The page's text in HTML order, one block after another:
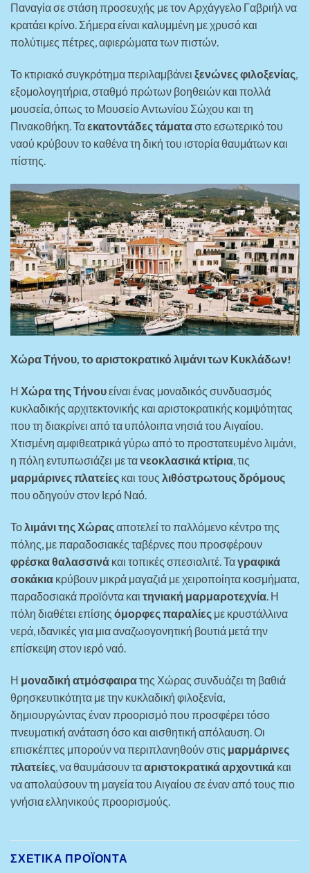
Παναγία σε στάση προσευχής με τον Αρχάγγελο Γαβριήλ να
κρατάει κρίνο. Σήμερα είναι καλυμμένη με χρυσό και
πολύτιμες πέτρες, αφιερώματα των πιστών.
Το κτιριακό συγκρότημα περιλαμβάνει ξενώνες φιλοξενίας,
εξομολογητήρια, σταθμό πρώτων βοηθειών και πολλά
μουσεία, όπως το Μουσείο Αντωνίου Σώχου και τη
Πινακοθήκη. Ταεκατοντάδες τάματαστο εσωτερικό του
ναού κρύβουν το καθένα τη δική του ιστορία θαυμάτων και
πίστης.
Χώρα Τήνου, το αριστοκρατικό λιμάνι των Κυκλάδων!
Η Χώρα της Τήνουείναι ένας μοναδικός συνδυασμός
κυκλαδικής αρχιτεκτονικής και αριστοκρατικής κομψότητας
που τη διακρίνει από τα υπόλοιπα νησιά του Αιγαίου.
Χτισμένη αμφιθεατρικά γύρω από το προστατευμένο λιμάνι,
η πόλη εντυπωσιάζει με τανεοκλασικά κτίρια, τις
μαρμάρινες πλατείες και τους λιθόστρωτους δρόμους
που οδηγούν στον Ιερό Ναό.
Τολιμάνι της Χώραςαποτελεί το παλλόμενο κέντρο της
πόλης, με παραδοσιακές ταβέρνες που προσφέρουν
φρέσκα θαλασσινά και τοπικές σπεσιαλιτέ. Ταγραφικά
σοκάκια κρύβουν μικρά μαγαζιά με χειροποίητα κοσμήματα,
παραδοσιακά προϊόντα και τηνιακή μαρμαροτεχνία. Η
πόλη διαθέτει επίσης όμορφες παραλίες με κρυστάλλινα
νερά, ιδανικές για μια αναζωογονητική βουτιά μετά την
επίσκεψη στον ιερό ναό.
Η μοναδική ατμόσφαιρατης Χώρας συνδυάζει τη βαθιά
θρησκευτικότητα με την κυκλαδική φιλοξενία,
δημιουργώντας έναν προορισμό που προσφέρει τόσο
πνευματική ανάταση όσο και αισθητική απόλαυση. Οι
επισκέπτες μπορούν να περιπλανηθούν στις μαρμάρινες
πλατείες , να θαυμάσουν τααριστοκρατικά αρχοντικά και
να απολαύσουν τη μαγεία του Αιγαίου σε έναν από τους πιο
γνήσια ελληνικούς προορισμούς.
ΣΧΕΤΙΚΆ ΠΡΟΪΌΝΤΑ